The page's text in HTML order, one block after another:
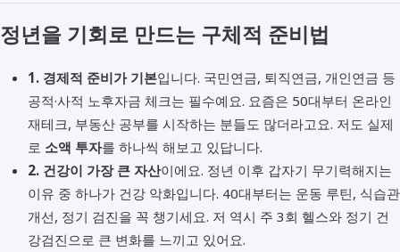
정년을 기회로 만드는 구체적 준비법
1. 경제적 준비가 기본입니다. 국민연금, 퇴직연금, 개인연금 등
공적·사적 노후자금 체크는 필수예요. 요즘은 50대부터 온라인
재테크, 부동산 공부를 시작하는 분들도 많더라고요. 저도 실제
로 소액 투자를 하나씩 해보고 있답니다.
2. 건강이 가장 큰 자산이에요. 정년 이후 갑자기 무기력해지는
이유 중 하나가 건강 악화입니다. 40대부터는 운동 루틴, 식습관
개선, 정기 검진을 꼭 챙기세요. 저 역시 주 3회 헬스와 정기 건
강검진으로 큰 변화를 느끼고 있어요.